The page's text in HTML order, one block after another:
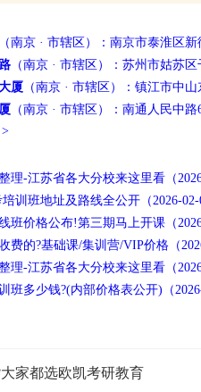
（南京 · 市辖区）：南京市泰淮区
（南京 · 市辖区）：苏州市姑苏
厦 （南京 · 市辖区）：镇江市中
（南京 · 市辖区）：南通人民中
理-江苏省各大分校来这里看（
训班地址及路线全公开（2026-02-
班价格公布!第三期马上开课（
费的?基础课/集训营/VIP价格（
理-江苏省各大分校来这里看（
班多少钱?(内部价格表公开)（2026-
家都选欧凯考研教育